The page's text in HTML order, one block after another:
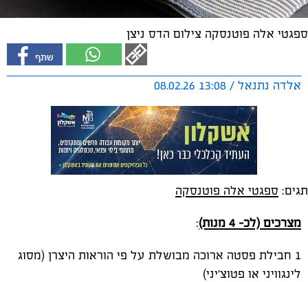
ספגטי אלה פוטנסקה צילום הדס ניצן
אלדה נתנאל / 13:08 08.02.26
תגים: ספגטי אלה פוטנסקה
מצרכים (לכ- 4 מנות) :
1 חבילת פסטה ארוכה מבושלת על פי הוראות היצרן (מסוג
לינגוויני או פטוצ'יני)